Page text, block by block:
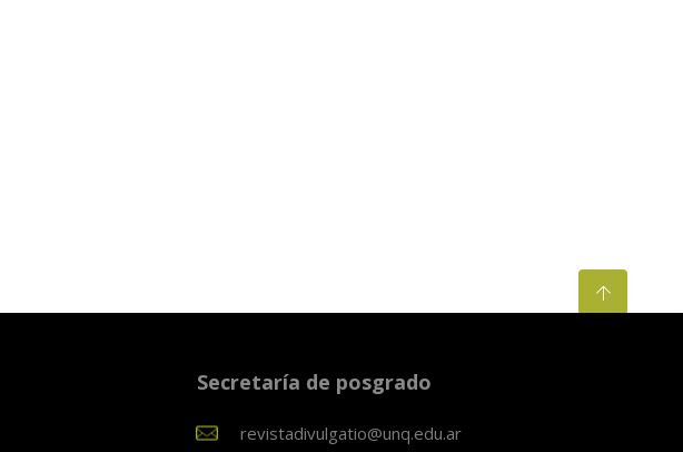
Secretaría de posgrado
revistadivulgatio@unq.edu.ar